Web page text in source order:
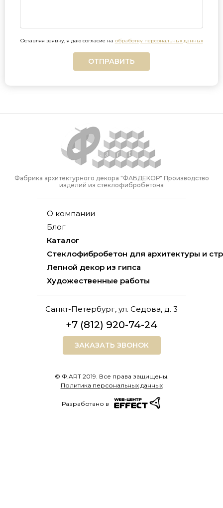
Оставляя заявку, я даю согласие на обработку персональных данных
ОТПРАВИТЬ
Фабрика архитектурного декора "ФАБДЕКОР" Производство
изделий из стеклофибробетона
Каталог
Стеклофибробетон для архитектуры и
Лепной декор из гипса
Художественные работы
О компании
Блог
Санкт-Петербург, ул. Седова, д. 3
+7 (812) 920-74-24
ЗАКАЗАТЬ ЗВОНОК
© Ф.ART 2019. Все права защищены.
Политика персональных данных
Разработано в